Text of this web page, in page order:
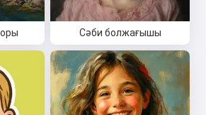
Сәби болжағышы